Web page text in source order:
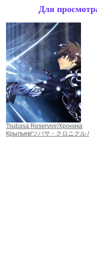
Для
Tsubasa Reservoir/Хроника
Крыльев/ツバサ・クロニクル /